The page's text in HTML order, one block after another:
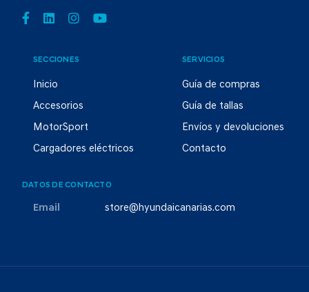
SECCIONES
Inicio
Accesorios
MotorSport
Cargadores eléctricos
SERVICIOS
Guía de compras
Guía de tallas
Envíos y devoluciones
Contacto
DATOS DE CONTACTO
Email store@hyundaicanarias.com